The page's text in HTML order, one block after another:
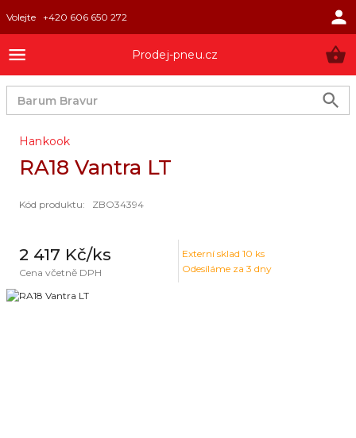
Volejte +420 606 650 272
Prodej-pneu.cz
Hankook
RA18 Vantra LT
Kód produktu: ZBO34394
2 417 Kč/ks
Cena včetně DPH
Externí sklad 10 ks
Odesíláme za 3 dny